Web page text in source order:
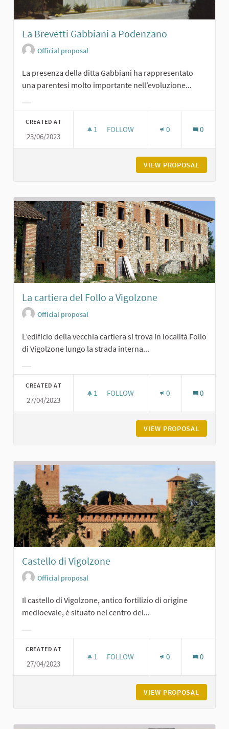
La Brevetti Gabbiani a Podenzano
Official proposal
La presenza della ditta Gabbiani ha rappresentato
una parentesi molto importante nell’evoluzione...
CREATED AT
23/06/2023
1 1 FOLLOWER
FOLLOW 0 0
VIEW PROPOSAL
La cartiera del Follo a Vigolzone
Official proposal
L’edificio della vecchia cartiera si trova in località Follo
di Vigolzone lungo la strada interna...
CREATED AT
27/04/2023
1 1 FOLLOWER
FOLLOW 0 0
VIEW PROPOSAL
Castello di Vigolzone
Official proposal
Il castello di Vigolzone, antico fortilizio di origine
medioevale, è situato nel centro del...
CREATED AT
27/04/2023
1 1 FOLLOWER
FOLLOW 0 0
VIEW PROPOSAL